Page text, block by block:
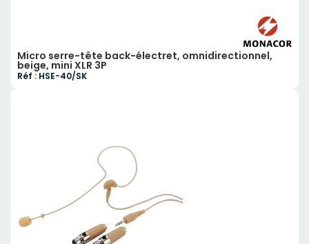
Micro serre-tête back-électret, omnidirectionnel,
beige, mini XLR 3P
Réf : HSE-40/SK